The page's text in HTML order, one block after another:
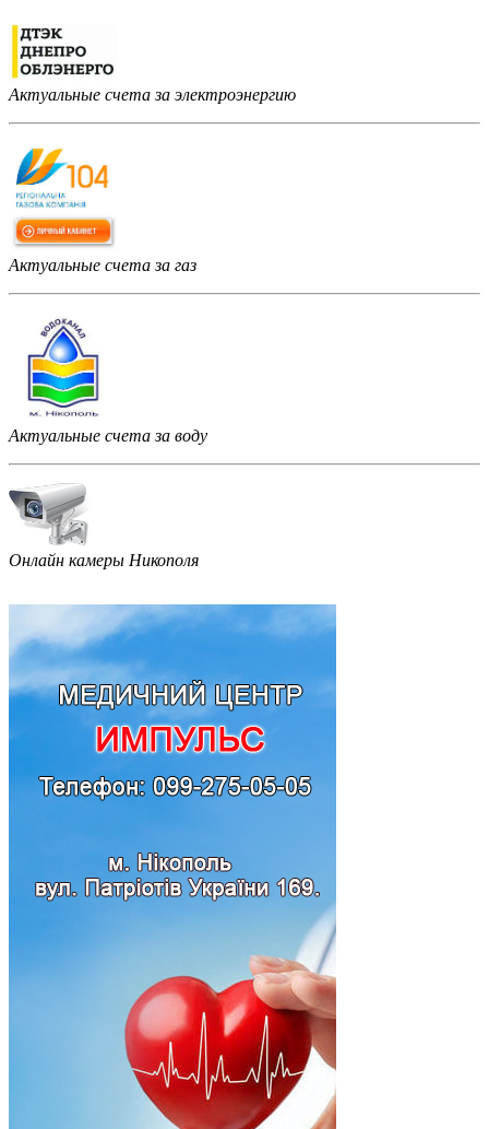
Актуальные счета за электроэнергию
Актуальные счета за газ
Актуальные счета за воду
Онлайн камеры Никополя